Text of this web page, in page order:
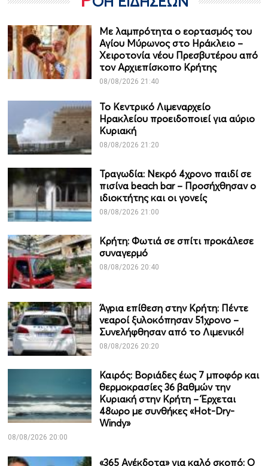
Με λαμπρότητα ο εορτασμός του
Αγίου Μύρωνος στο Ηράκλειο –
Χειροτονία νέου Πρεσβυτέρου από
τον Αρχιεπίσκοπο Κρήτης
08/08/2026 21:40
Το Κεντρικό Λιμεναρχείο
Ηρακλείου προειδοποιεί για αύριο
Κυριακή
08/08/2026 21:20
Τραγωδία: Νεκρό 4χρονο παιδί σε
πισίνα beach bar – Προσήχθησαν ο
ιδιοκτήτης και οι γονείς
08/08/2026 21:00
Κρήτη: Φωτιά σε σπίτι προκάλεσε
συναγερμό
08/08/2026 20:40
Άγρια επίθεση στην Κρήτη: Πέντε
νεαροί ξυλοκόπησαν 51χρονο –
Συνελήφθησαν από το Λιμενικό!
08/08/2026 20:20
Καιρός: Βοριάδες έως 7 μποφόρ και
θερμοκρασίες 36 βαθμών την
Κυριακή στην Κρήτη – Έρχεται
48ωρο με συνθήκες «Hot-Dry-
Windy»
08/08/2026 20:00
«365 Ανέκδοτα» για καλό σκοπό: Ο